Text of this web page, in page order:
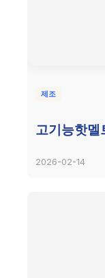
제조
고기능핫멜
2026-02-14